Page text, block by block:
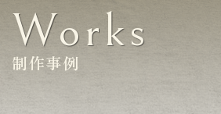
Works
制作事例